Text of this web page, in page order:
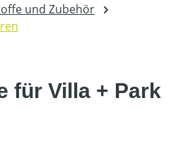
und Zubehör
für Villa + Park